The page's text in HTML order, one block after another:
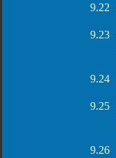
9.22
9.23
9.24
9.25
9.26